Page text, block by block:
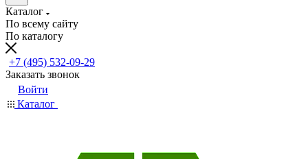
Каталог
По всему сайту
По каталогу
+7 (495) 532-09-29
Заказать звонок
Войти
Каталог